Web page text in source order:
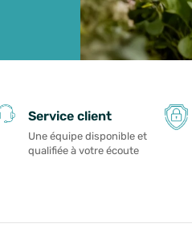
Service client
Une équipe disponible et
qualifiée à votre écoute